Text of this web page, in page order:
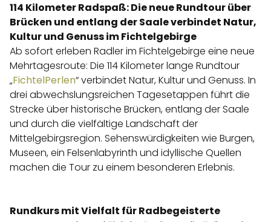
114 Kilometer Radspaß: Die neue Rundtour über
Brücken und entlang der Saale verbindet Natur,
Kultur und Genuss im Fichtelgebirge
Ab sofort erleben Radler im Fichtelgebirge eine neue
Mehrtagesroute: Die 114 Kilometer lange Rundtour
„FichtelPerlen“ verbindet Natur, Kultur und Genuss. In
drei abwechslungsreichen Tagesetappen führt die
Strecke über historische Brücken, entlang der Saale
und durch die vielfältige Landschaft der
Mittelgebirgsregion. Sehenswürdigkeiten wie Burgen,
Museen, ein Felsenlabyrinth und idyllische Quellen
machen die Tour zu einem besonderen Erlebnis.
Rundkurs mit Vielfalt für Radbegeisterte